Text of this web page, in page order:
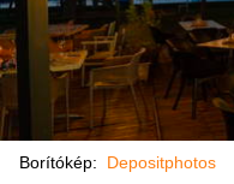
Borítókép: Depositphotos